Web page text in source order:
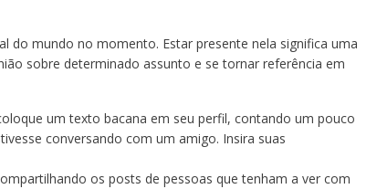
do mundo no momento. Estar presente nela significa uma
sobre determinado assunto e se tornar referência em
um texto bacana em seu perfil, contando um pouco
conversando com um amigo. Insira suas
os posts de pessoas que tenham a ver com